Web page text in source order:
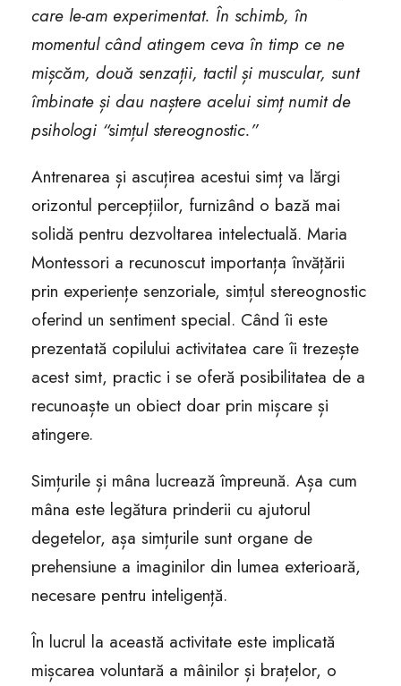
care le-am experimentat. În schimb, în
momentul când atingem ceva în timp ce ne
mișcăm, două senzații, tactil și muscular, sunt
îmbinate și dau naștere acelui simț numit de
psihologi “simțul stereognostic.”
Antrenarea și ascuțirea acestui simț va lărgi
orizontul percepțiilor, furnizând o bază mai
solidă pentru dezvoltarea intelectuală. Maria
Montessori a recunoscut importanța învățării
prin experiențe senzoriale, simțul stereognostic
oferind un sentiment special. Când îi este
prezentată copilului activitatea care îi trezește
acest simt, practic i se oferă posibilitatea de a
recunoaște un obiect doar prin mișcare și
atingere.
Simțurile și mâna lucrează împreună. Așa cum
mâna este legătura prinderii cu ajutorul
degetelor, așa simțurile sunt organe de
prehensiune a imaginilor din lumea exterioară,
necesare pentru inteligență.
În lucrul la această activitate este implicată
mișcarea voluntară a mâinilor și brațelor, o